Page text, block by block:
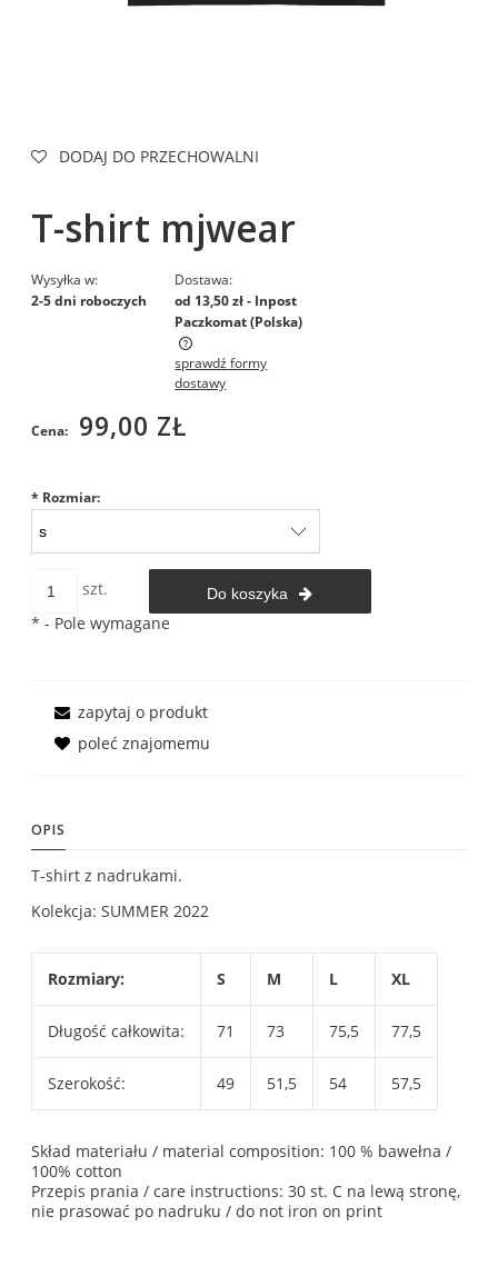
DODAJ DO PRZECHOWALNI
T-shirt mjwear
Wysyłka w:
2-5 dni roboczych
Dostawa:
od 13,50 zł- Inpost
Paczkomat(Polska)
Cena nie zawiera ewentualnych kosztów płatności
sprawdź formy
dostawy
Cena: 99,00 ZŁ
* Rozmiar:
szt. Do koszyka
* - Pole wymagane
zapytaj o produkt
poleć znajomemu
OPIS
T-shirt z nadrukami.
Kolekcja: SUMMER 2022
Rozmiary: S M L XL
Długość całkowita: 71 73 75,5 77,5
Szerokość: 49 51,5 54 57,5
Skład materiału / material composition: 100 % bawełna /
100% cotton
Przepis prania / care instructions: 30 st. C na lewą stronę,
nie prasować po nadruku / do not iron on print